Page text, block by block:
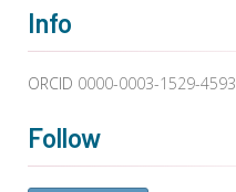
Info
ORCID 0000-0003-1529-4593
Follow